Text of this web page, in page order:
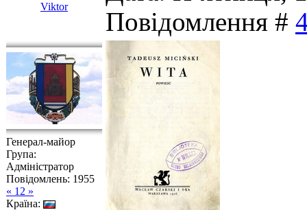
Viktor
Повідомлення #
Генерал-майор
Група:
Адміністратор
Повідомлень: 1955
« 12 »
Країна: